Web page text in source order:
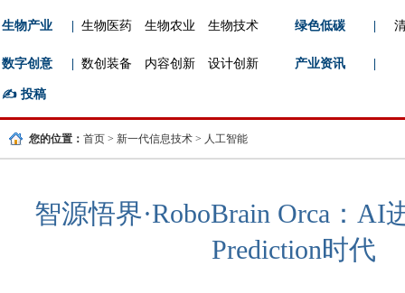
生物产业 生物医药 生物农业 生物技术 绿色低碳
数字创意 数创装备 内容创新 设计创新 产业资讯
✍️ 投稿
您的位置： 首页 > 新一代信息技术 > 人工智能
智源悟界·RoboBrain Orca：AI
Prediction时代